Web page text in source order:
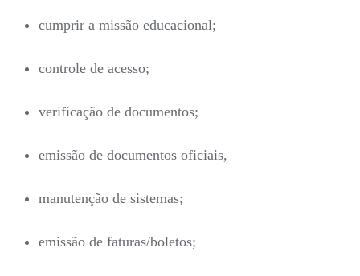
cumprir a missão educacional;
controle de acesso;
verificação de documentos;
emissão de documentos oficiais,
manutenção de sistemas;
emissão de faturas/boletos;